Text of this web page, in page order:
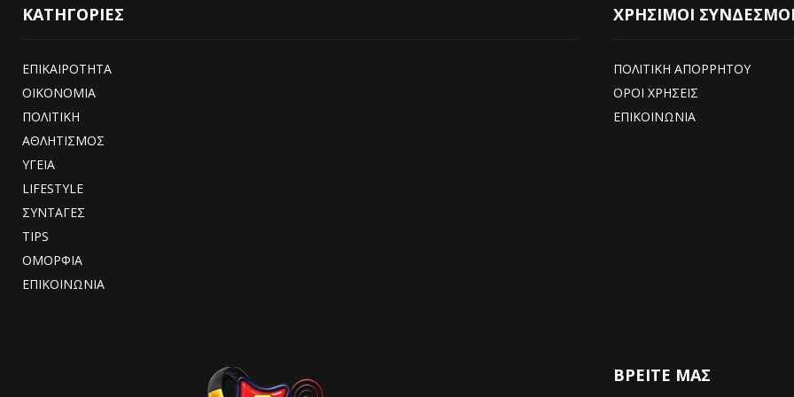
ΚΑΤΗΓΟΡΙΕΣ
ΕΠΙΚΑΙΡΟΤΗΤΑ
ΟΙΚΟΝΟΜΙΑ
ΠΟΛΙΤΙΚΗ
ΑΘΛΗΤΙΣΜΟΣ
ΥΓΕΙΑ
LIFESTYLE
ΣΥΝΤΑΓΕΣ
TIPS
ΟΜΟΡΦΙΑ
ΕΠΙΚΟΙΝΩΝΙΑ
ΧΡΗΣΙΜΟΙ
ΠΟΛΙΤΙΚΗ ΑΠΟΡΡΗΤΟΥ
ΟΡΟΙ ΧΡΗΣΕΙΣ
ΕΠΙΚΟΙΝΩΝΙΑ
ΒΡΕΊΤΕ ΜΑΣ